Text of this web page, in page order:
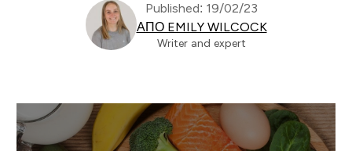
Published: 19/02/23
ΑΠΌ EMILY WILCOCK
Writer and expert